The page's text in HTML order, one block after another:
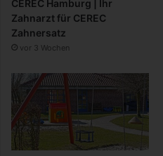
CEREC Hamburg | Ihr
Zahnarzt für CEREC
Zahnersatz
vor 3 Wochen